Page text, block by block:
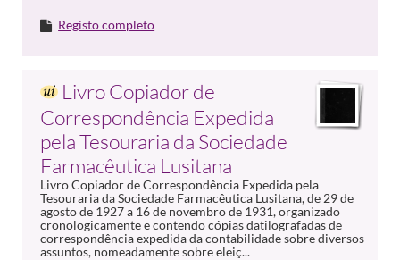
Registo completo
Livro Copiador de
Correspondência Expedida
pela Tesouraria da Sociedade
Farmacêutica Lusitana
Livro Copiador de Correspondência Expedida pela
Tesouraria da Sociedade Farmacêutica Lusitana, de 29 de
agosto de 1927 a 16 de novembro de 1931, organizado
cronologicamente e contendo cópias datilografadas de
correspondência expedida da contabilidade sobre diversos
assuntos, nomeadamente sobre eleiç...